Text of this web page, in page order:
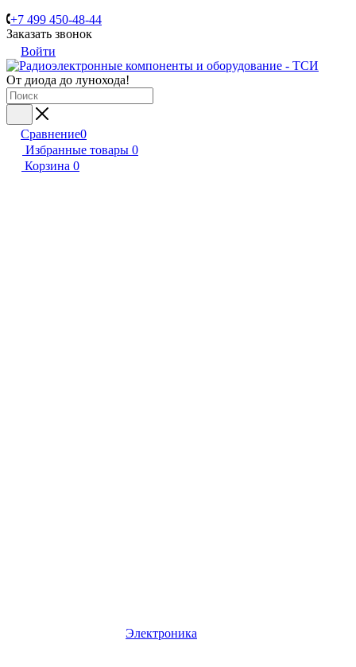
+7 499 450-48-44
Заказать звонок
Войти
От диода до лунохода!
Сравнение0
Избранные товары 0
Корзина 0
Электроника